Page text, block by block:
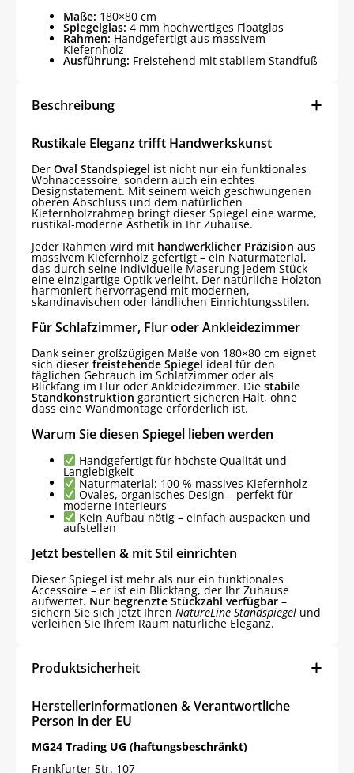
Maße: 180×80 cm
Spiegelglas: 4 mm hochwertiges Floatglas
Rahmen: Handgefertigt aus massivem
Kiefernholz
Ausführung: Freistehend mit stabilem Standfuß
Beschreibung
Rustikale Eleganz trifft Handwerkskunst
Der Oval Standspiegel ist nicht nur ein funktionales
Wohnaccessoire, sondern auch ein echtes
Designstatement. Mit seinem weich geschwungenen
oberen Abschluss und dem natürlichen
Kiefernholzrahmen bringt dieser Spiegel eine warme,
rustikal-moderne Ästhetik in Ihr Zuhause.
Jeder Rahmen wird mit handwerklicher Präzision aus
massivem Kiefernholz gefertigt – ein Naturmaterial,
das durch seine individuelle Maserung jedem Stück
eine einzigartige Optik verleiht. Der natürliche Holzton
harmoniert hervorragend mit modernen,
skandinavischen oder ländlichen Einrichtungsstilen.
Für Schlafzimmer, Flur oder Ankleidezimmer
Dank seiner großzügigen Maße von 180×80 cm eignet
sich dieser freistehende Spiegel ideal für den
täglichen Gebrauch im Schlafzimmer oder als
Blickfang im Flur oder Ankleidezimmer. Die stabile
Standkonstruktion garantiert sicheren Halt, ohne
dass eine Wandmontage erforderlich ist.
Warum Sie diesen Spiegel lieben werden
Handgefertigt für höchste Qualität und
Langlebigkeit
Naturmaterial: 100 % massives Kiefernholz
Ovales, organisches Design – perfekt für
moderne Interieurs
Kein Aufbau nötig – einfach auspacken und
aufstellen
Jetzt bestellen & mit Stil einrichten
Dieser Spiegel ist mehr als nur ein funktionales
Accessoire – er ist ein Blickfang, der Ihr Zuhause
aufwertet. Nur begrenzte Stückzahl verfügbar –
sichern Sie sich jetzt Ihren NatureLine Standspiegel und
verleihen Sie Ihrem Raum natürliche Eleganz.
Produktsicherheit
Herstellerinformationen & Verantwortliche
Person in der EU
MG24 Trading UG (haftungsbeschränkt)
Frankfurter Str. 107